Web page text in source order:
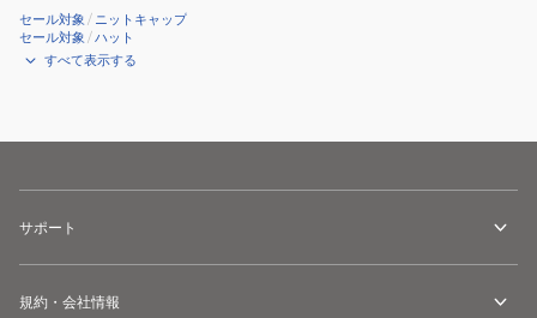
セール対象 / ニットキャップ
セール対象 /ハット
すべて表示する
サポート
規約・会社情報